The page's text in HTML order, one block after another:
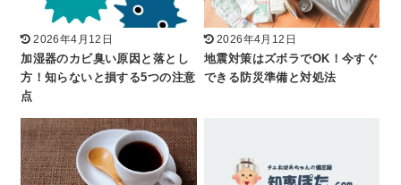
2026年4月12日
加湿器のカビ臭い原因と落とし
方！知らないと損する5つの注意
点
2026年4月12日
地震対策はズボラでOK！今すぐ
できる防災準備と対処法